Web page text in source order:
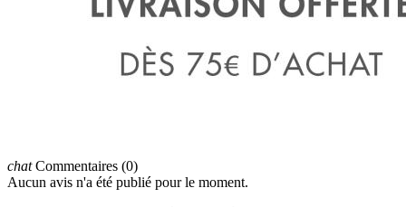
chatCommentaires (0)
Aucun avis n'a été publié pour le moment.